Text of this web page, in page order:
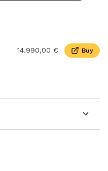
14.990,00 € Buy